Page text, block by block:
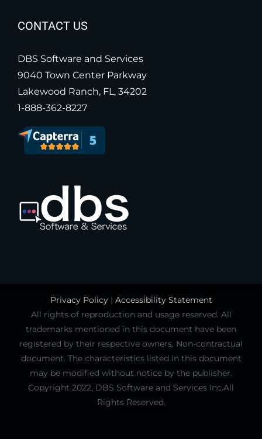
CONTACT US
DBS Software and Services
9040 Town Center Parkway
Lakewood Ranch, FL, 34202
1-888-362-8227
Privacy Policy| Accessibility Statement
All rights of reproduction and usage reserved. All
trademarks mentioned in this document have been
registered by their respective owners. Non-contractual
document. The characteristics listed in this document
may be modified without notice by the publisher.
Copyright 2022, DBS Software and Services Inc.All
Rights Reserved.